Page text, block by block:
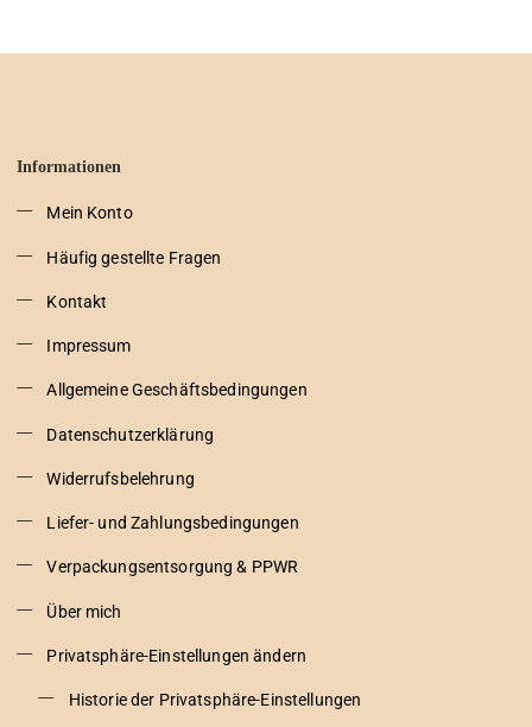
Informationen
Mein Konto
Häufig gestellte Fragen
Kontakt
Impressum
Allgemeine Geschäftsbedingungen
Datenschutzerklärung
Widerrufsbelehrung
Liefer- und Zahlungsbedingungen
Verpackungsentsorgung & PPWR
Über mich
Privatsphäre-Einstellungen ändern
Historie der Privatsphäre-Einstellungen